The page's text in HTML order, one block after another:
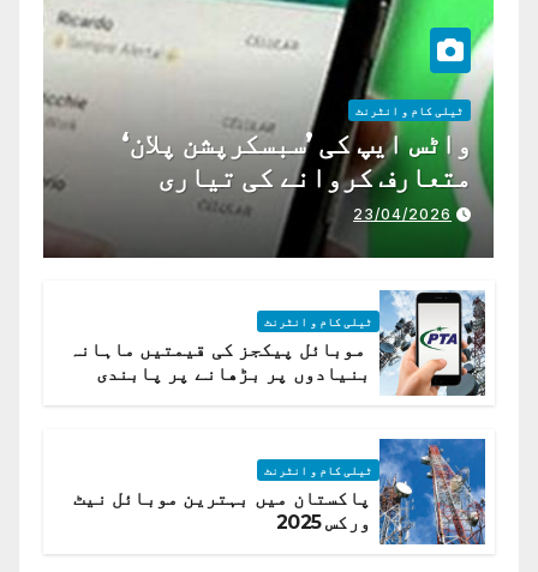
ٹیلی کام و انٹرنٹ
واٹس ایپ کی ’سبسکرپشن پلان‘
متعارف کروانے کی تیاری
23/04/2026
ٹیلی کام و انٹرنٹ
موبائل پیکجز کی قیمتیں ماہانہ
بنیادوں پر بڑھانے پر پابندی
ٹیلی کام و انٹرنٹ
پاکستان میں بہترین موبائل نیٹ
ورکس 2025